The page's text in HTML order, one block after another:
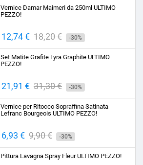
Vernice Damar Maimeri da 250ml ULTIMO
PEZZO!
Prezzo
12,74 € Prezzo
base
18,20 € -30%
Set Matite Grafite Lyra Graphite ULTIMO
PEZZO!
Prezzo
21,91 € Prezzo
base
31,30 € -30%
Vernice per Ritocco Sopraffina Satinata
Lefranc Bourgeois ULTIMO PEZZO!
Prezzo
6,93 € Prezzo
base
9,90 € -30%
Pittura Lavagna Spray Fleur ULTIMO PEZZO!